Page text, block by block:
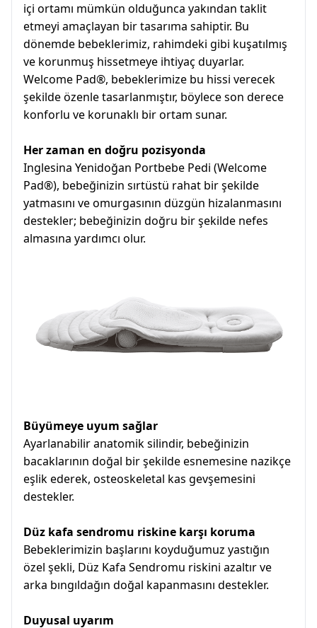
içi ortamı mümkün olduğunca yakından taklit
etmeyi amaçlayan bir tasarıma sahiptir. Bu
dönemde bebeklerimiz, rahimdeki gibi kuşatılmış
ve korunmuş hissetmeye ihtiyaç duyarlar.
Welcome Pad®, bebeklerimize bu hissi verecek
şekilde özenle tasarlanmıştır, böylece son derece
konforlu ve korunaklı bir ortam sunar.
Her zaman en doğru pozisyonda
Inglesina Yenidoğan Portbebe Pedi (Welcome
Pad®), bebeğinizin sırtüstü rahat bir şekilde
yatmasını ve omurgasının düzgün hizalanmasını
destekler; bebeğinizin doğru bir şekilde nefes
almasına yardımcı olur.
Büyümeye uyum sağlar
Ayarlanabilir anatomik silindir, bebeğinizin
bacaklarının doğal bir şekilde esnemesine nazikçe
eşlik ederek, osteoskeletal kas gevşemesini
destekler.
Düz kafa sendromu riskine karşı koruma
Bebeklerimizin başlarını koyduğumuz yastığın
özel şekli, Düz Kafa Sendromu riskini azaltır ve
arka bıngıldağın doğal kapanmasını destekler.
Duyusal uyarım